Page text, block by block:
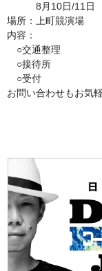
8月10日/11日
場所：上町競演場
内容：
○交通整理
○接待所
○受付
お問い合わせもお気